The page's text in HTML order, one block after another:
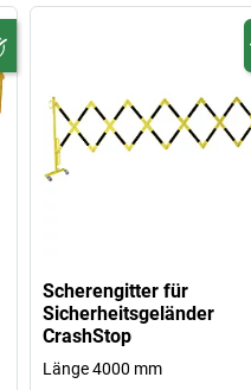
Scherengitter für
Sicherheitsgeländer
CrashStop
Länge 4000 mm